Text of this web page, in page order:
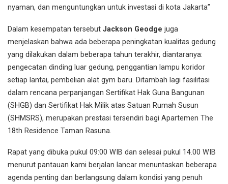
nyaman, dan menguntungkan untuk investasi di kota Jakarta”
Dalam kesempatan tersebut Jackson Geodge juga
menjelaskan bahwa ada beberapa peningkatan kualitas gedung
yang dilakukan dalam beberapa tahun terakhir, diantaranya:
pengecatan dinding luar gedung, penggantian lampu koridor
setiap lantai, pembelian alat gym baru. Ditambah lagi fasilitasi
dalam rencana perpanjangan Sertifikat Hak Guna Bangunan
(SHGB) dan Sertifikat Hak Milik atas Satuan Rumah Susun
(SHMSRS), merupakan prestasi tersendiri bagi Apartemen The
18th Residence Taman Rasuna.
Rapat yang dibuka pukul 09:00 WIB dan selesai pukul 14.00 WIB
menurut pantauan kami berjalan lancar menuntaskan beberapa
agenda penting dan berlangsung dalam kondisi yang penuh